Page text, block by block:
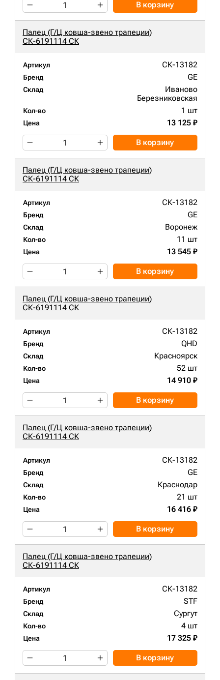
В корзину
Палец (Г/Ц ковша-звено трапеции)
СК-6191114 СК
Артикул СК-13182
Бренд GE
Склад
Иваново
Березниковская
Кол-во 1 шт
Цена 13 125 ₽
В корзину
Палец (Г/Ц ковша-звено трапеции)
СК-6191114 СК
Артикул СК-13182
Бренд GE
Склад Воронеж
Кол-во 11 шт
Цена 13 545 ₽
В корзину
Палец (Г/Ц ковша-звено трапеции)
СК-6191114 СК
Артикул СК-13182
Бренд QHD
Склад Красноярск
Кол-во 52 шт
Цена 14 910 ₽
В корзину
Палец (Г/Ц ковша-звено трапеции)
СК-6191114 СК
Артикул СК-13182
Бренд GE
Склад Краснодар
Кол-во 21 шт
Цена 16 416 ₽
В корзину
Палец (Г/Ц ковша-звено трапеции)
СК-6191114 СК
Артикул СК-13182
Бренд STF
Склад Сургут
Кол-во 4 шт
Цена 17 325 ₽
В корзину